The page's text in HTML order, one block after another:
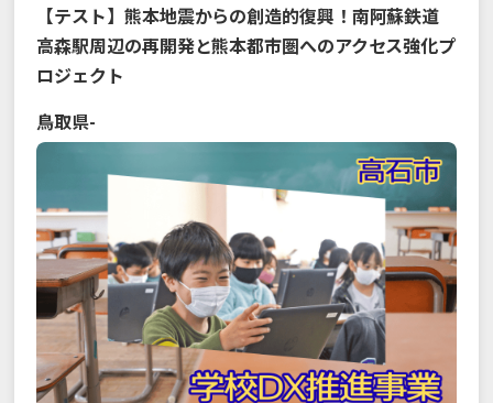
【テスト】熊本地震からの創造的復興！南阿蘇鉄道
高森駅周辺の再開発と熊本都市圏へのアクセス強化プ
ロジェクト
鳥取県-